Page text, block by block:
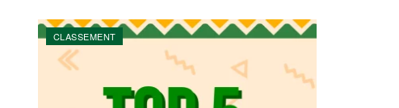
CLASSEMENT